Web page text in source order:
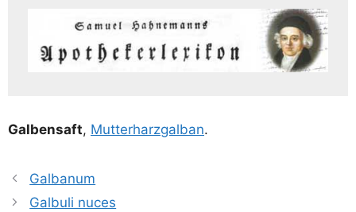
Gal­ben­saft, Mut­ter­harz­gal­ban.
Galbanum
Galbuli nuces